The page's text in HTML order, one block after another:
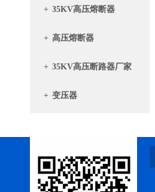
+ 35KV高压熔断器
+ 高压熔断器
+ 35KV高压断路器厂家
+ 变压器